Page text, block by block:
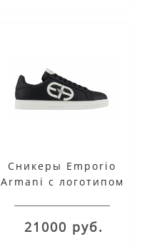
Сникеры Emporio
Armani с логотипом
21000 руб.